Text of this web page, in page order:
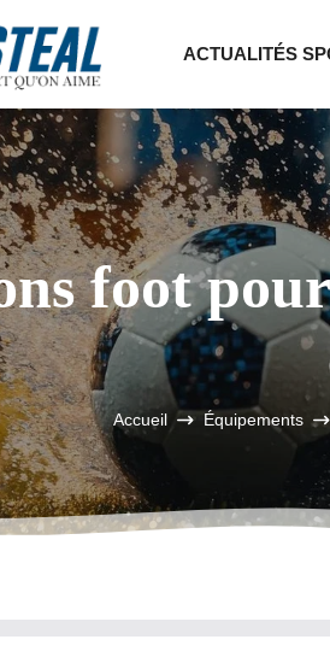
ACTUALITÉS
foot
Accueil Équipements